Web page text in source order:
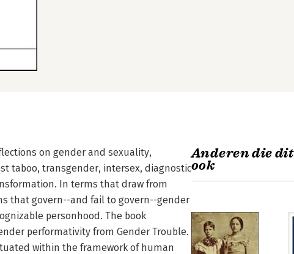
on gender and sexuality,
taboo, transgender, intersex, diagnostic
In terms that draw from
that govern--and fail to govern--gender
personhood. The book
performativity from Gender Trouble.
within the framework of human
Anderen die
ook